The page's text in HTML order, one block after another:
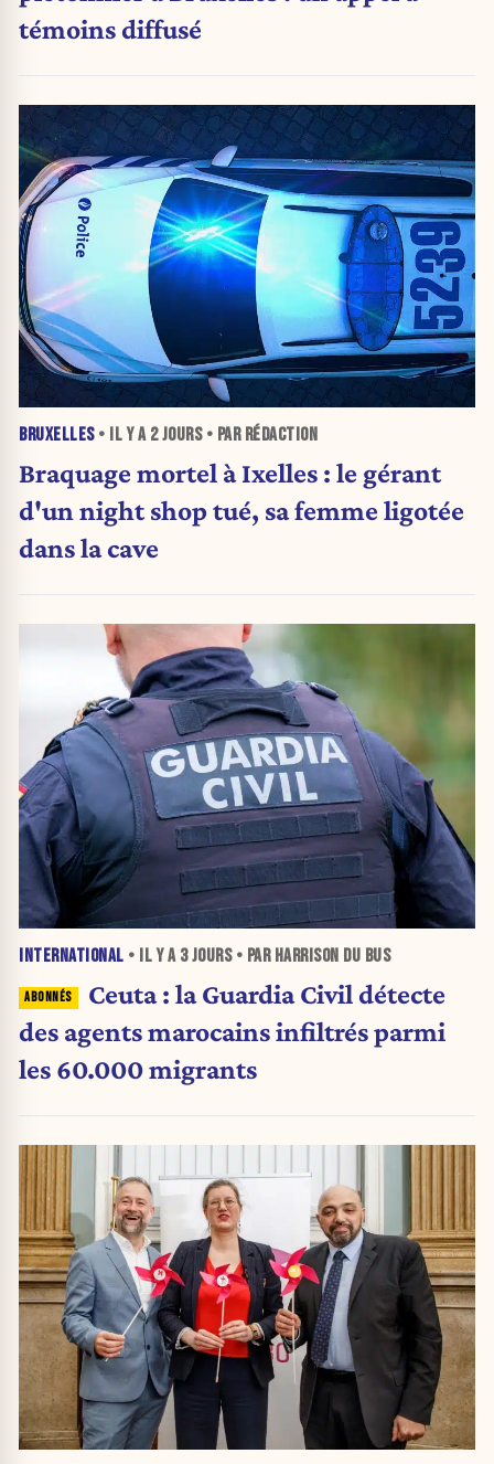
témoins diffusé
BRUXELLES• IL Y A 2 JOURS• PAR RÉDACTION
Braquage mortel à Ixelles : le gérant
d'un night shop tué, sa femme ligotée
dans la cave
INTERNATIONAL • IL Y A 3 JOURS• PAR HARRISON DU BUS
Ceuta : la Guardia Civil détecte
des agents marocains infiltrés parmi
les 60.000 migrants